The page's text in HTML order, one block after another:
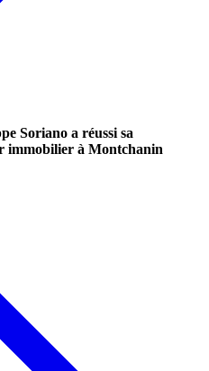
Soriano a réussi sa
immobilier à Montchanin